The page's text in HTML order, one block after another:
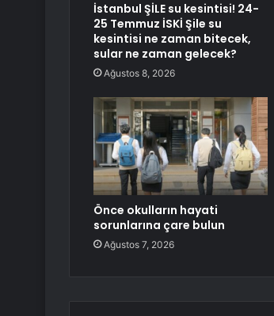
İstanbul ŞİLE su kesintisi! 24-
25 Temmuz İSKİ Şile su
kesintisi ne zaman bitecek,
sular ne zaman gelecek?
Ağustos 8, 2026
Önce okulların hayati
sorunlarına çare bulun
Ağustos 7, 2026